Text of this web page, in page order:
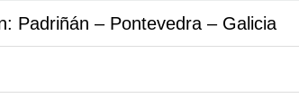
Padriñán – Pontevedra – Galicia